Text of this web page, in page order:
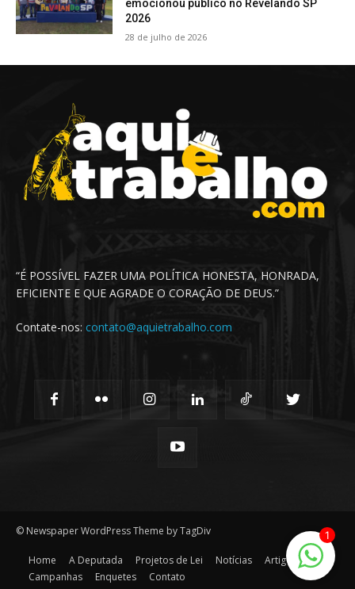
emocionou público no Revelando SP
2026
28 de julho de 2026
“É POSSÍVEL FAZER UMA POLÍTICA HONESTA, HONRADA,
EFICIENTE E QUE AGRADE O CORAÇÃO DE DEUS.”
Contate-nos: contato@aquietrabalho.com
© Newspaper WordPress Theme by TagDiv
Home A Deputada Projetos de Lei Notícias
Artigos
Campanhas
Enquetes Contato
1